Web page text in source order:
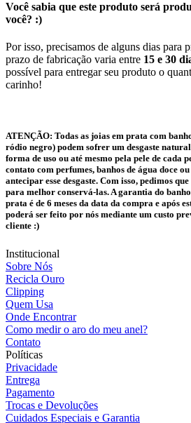
Você sabia que este produto será
você? :)
Por isso, precisamos de alguns dias para
prazo de fabricação varia entre 15 e 30
possível para entregar seu produto o
carinho!
ATENÇÃO: Todas as joias em prata com
ródio negro) podem sofrer um desgaste
forma de uso ou até mesmo pela pele de cada
contato com perfumes, banhos de água doce
antecipar esse desgaste. Com isso, pedimos
para melhor conservá-las. A garantia do banho
prata é de 6 meses da data da compra e após
poderá ser feito por nós mediante um custo
cliente :)
Institucional
Sobre Nós
Recicla Ouro
Clipping
Quem Usa
Onde Encontrar
Como medir o aro do meu anel?
Contato
Políticas
Privacidade
Entrega
Pagamento
Trocas e Devoluções
Cuidados Especiais e Garantia